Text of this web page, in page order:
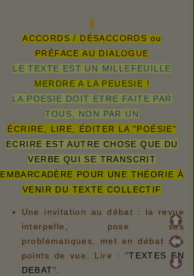
ACCORDS / DÉSACCORDS ou
PRÉFACE AU DIALOGUE
LE TEXTE EST UN MILLEFEUILLE
MERDRE A LA PEUESIE !
LA POESIE DOIT ETRE FAITE PAR
TOUS, NON PAR UN
ÉCRIRE, LIRE, ÉDITER LA "POÉSIE"
ECRIRE EST AUTRE CHOSE QUE DU
VERBE QUI SE TRANSCRIT
EMBARCADÈRE POUR UNE THÉORIE À
VENIR DU TEXTE COLLECTIF
Une invitation au débat : la revue
interpelle, pose ses
problématiques, met en débat ses
points de vue. Lire : "TEXTES EN
DEBAT".